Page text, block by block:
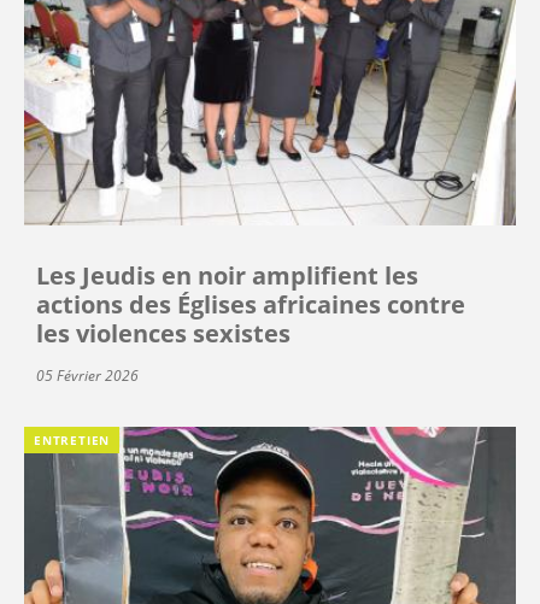
Les Jeudis en noir amplifient les
actions des Églises africaines contre
les violences sexistes
05 Février 2026
ENTRETIEN